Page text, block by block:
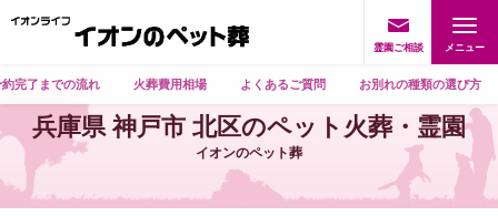
霊園ご相談
約完了までの流れ 火葬費用相場 よくあるご質問 お別れの種類の選び方
兵庫県 神戸市 北区のペット火葬・霊園
イオンのペット葬